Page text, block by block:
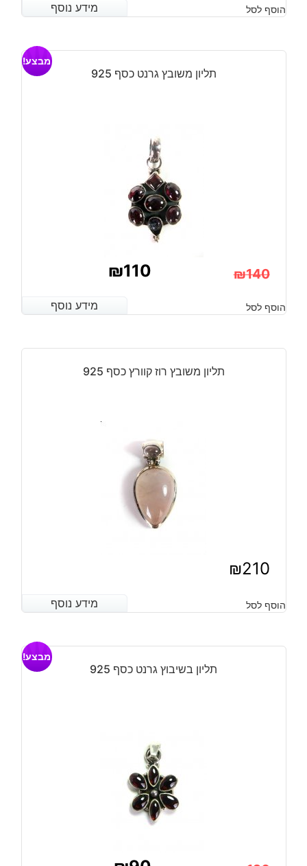
המקורי
היה:
הנוכחי
הוא:
מידע נוסף הוסף לסל מידע נוסף
תליון משובץ גרנט כסף 925
מבצע!
₪140
המקורי
היה:
₪110
הנוכחי
הוא:
מידע נוסף הוסף לסל מידע נוסף
תליון משובץ רוז קוורץ כסף 925
₪210
מידע נוסף הוסף לסל מידע נוסף
תליון בשיבוץ גרנט כסף 925
מבצע!